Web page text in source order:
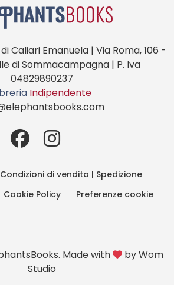
di Caliari Emanuela | Via Roma, 106 -
di Sommacampagna | P. Iva
04829890237
Indipendente
Condizioni di vendita | Spedizione
Cookie Policy Preferenze cookie
Made with byWom
Studio